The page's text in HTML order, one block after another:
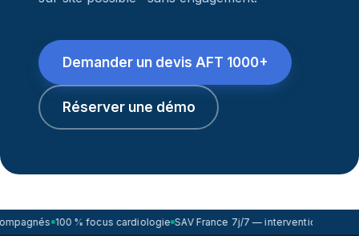
Demander un devis AFT 1000+
Réserver une démo
100 % focus cardiologie SAV France 7j/7 — intervention sous